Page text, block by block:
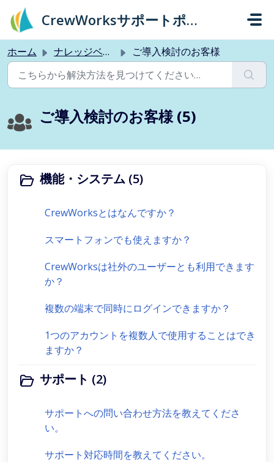
メインコンテンツに移動
CrewWorksサポートポータル
ホーム ナレッジベース ご導入検討のお客様
ご導入検討のお客様 (5)
機能・システム (5)
CrewWorksとはなんですか？
スマートフォンでも使えますか？
CrewWorksは社外のユーザーとも利用できます
か？
複数の端末で同時にログインできますか？
1つのアカウントを複数人で使用することはでき
ますか？
サポート (2)
サポートへの問い合わせ方法を教えてくださ
い。
サポート対応時間を教えてください。